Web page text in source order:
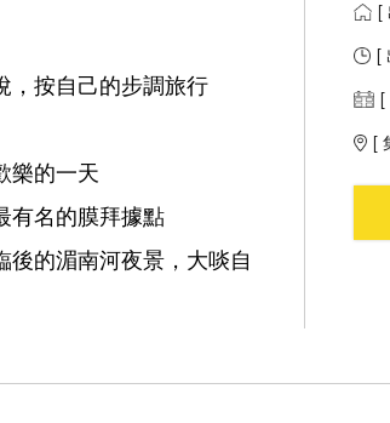
，按自己的步調旅行
樂的一天
有名的膜拜據點
的湄南河夜景，大啖自
[
[
[
[